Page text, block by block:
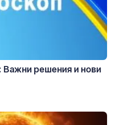
Важни решения и нови